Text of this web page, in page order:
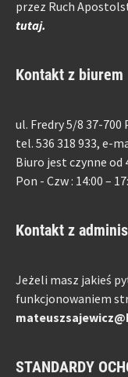
przez Ruch
tutaj.
Kontakt z biurem
ul. Fredry 5/8 37-700
tel. 536 318 933, e-
Biuro jest czynne od
Pon - Czw : 14:00 –
Kontakt z
Jeżeli masz jakieś
funkcjonowaniem
STANDARDY